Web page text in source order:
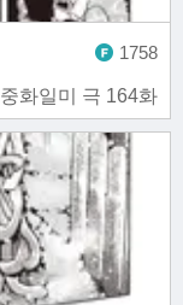
중화일미 극 164화
1758